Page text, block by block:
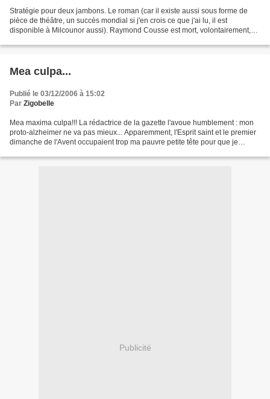
Stratégie pour deux jambons. Le roman (car il existe aussi sous forme de
pièce de théâtre, un succès mondial si j'en crois ce que j'ai lu, il est
disponible à Milcounor aussi). Raymond Cousse est mort, volontairement,
Mea culpa...
Publié le 03/12/2006 à 15:02
Par Zigobelle
Mea maxima culpa!!! La rédactrice de la gazette l'avoue humblement : mon
proto-alzheimer ne va pas mieux... Apparemment, l'Esprit saint et le premier
dimanche de l'Avent occupaient trop ma pauvre petite tête pour que je
Publicité